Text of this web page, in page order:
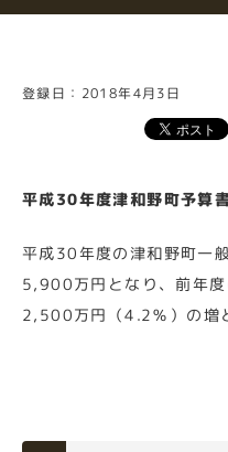
登録日：2018年4月3日
平成30年度津和野町予算
平成30年度の津和野町一
5,900万円となり、前年
2,500万円（4.2％）の増